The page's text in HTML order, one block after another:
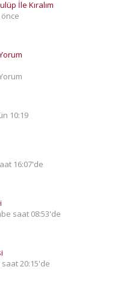
İle Kıralım
10:19
16:07'de
saat 08:53'de
20:15'de